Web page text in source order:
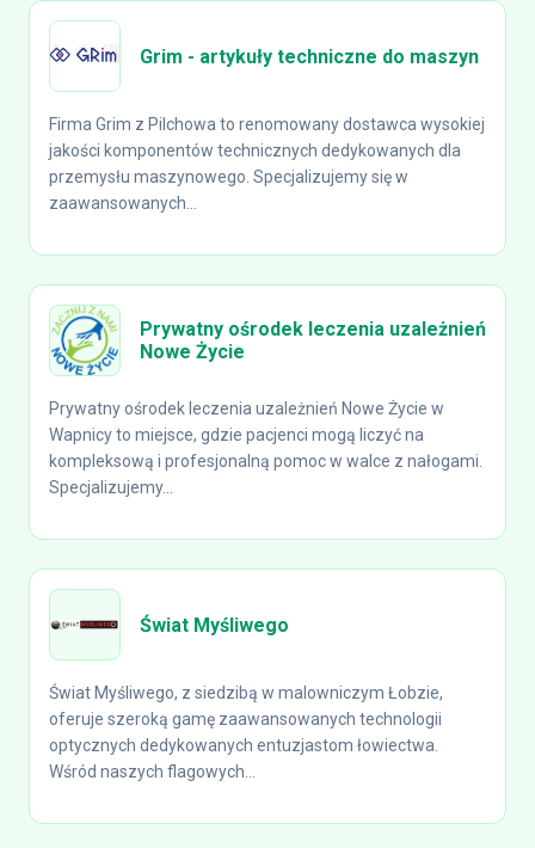
Grim - artykuły techniczne do maszyn
Firma Grim z Pilchowa to renomowany dostawca wysokiej
jakości komponentów technicznych dedykowanych dla
przemysłu maszynowego. Specjalizujemy się w
zaawansowanych...
Prywatny ośrodek leczenia uzależnień
Nowe Życie
Prywatny ośrodek leczenia uzależnień Nowe Życie w
Wapnicy to miejsce, gdzie pacjenci mogą liczyć na
kompleksową i profesjonalną pomoc w walce z nałogami.
Specjalizujemy...
Świat Myśliwego
Świat Myśliwego, z siedzibą w malowniczym Łobzie,
oferuje szeroką gamę zaawansowanych technologii
optycznych dedykowanych entuzjastom łowiectwa.
Wśród naszych flagowych...